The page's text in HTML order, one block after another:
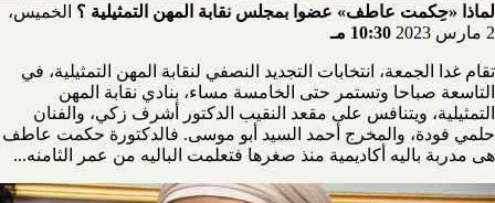
لماذا «حِكمت عاطف» عضوا بمجلس نقابة المهن التمثيلية ؟ الخميس،
2 مارس 2023
10:30 مـ
تقام غدا الجمعة، انتخابات التجديد النصفي لنقابة المهن التمثيلية، في
التاسعة صباحا وتستمر حتى الخامسة مساء، بنادي نقابة المهن
التمثيلية، ويتنافس على مقعد النقيب الدكتور أشرف زكي، والفنان
حلمي فودة، والمخرج أحمد السيد أبو موسى. فالدكتورة حكمت عاطف
هى مدربة باليه أكاديمية منذ صغرها فتعلمت الباليه من عمر الثامنه...